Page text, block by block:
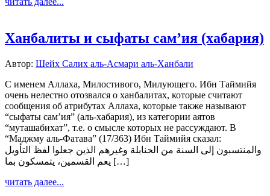
Ханбалиты и сыфаты сам’ия (хабария)
Автор: Шейх Салих аль-Асмари аль-Ханбали
С именем Аллаха, Милостивого, Милующего. Ибн Таймийя
очень нелестно отозвался о ханбалитах, которые считают
сообщения об атрибутах Аллаха, которые также называют
“сыфаты сам’ия” (аль-хабария), из категории аятов
“муташабихат”, т.е. о смысле которых не рассуждают. В
“Маджму аль-Фатава” (17/363) Ибн Таймийя сказал:
والمنتسبون إلى السنة من الحنابلة وغيرهم الذين جعلوا لفظ التأويل
يعم القسمين، يتمسكون بما […]
читать далее...